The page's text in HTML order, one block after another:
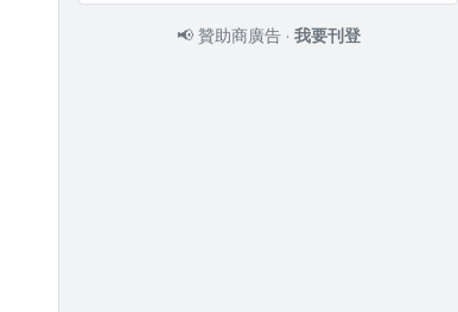
📢 贊助商廣告 · 我要刊登